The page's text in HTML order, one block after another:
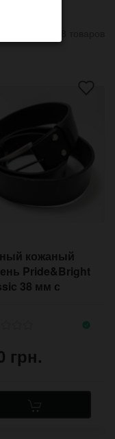
кожаный
Pride&Bright
38 мм с
грн.